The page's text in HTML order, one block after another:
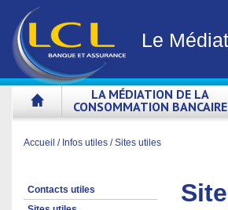
Le
LA MÉDIATION DE LA
CONSOMMATION BANCAIRE
Accueil / Infos utiles /Sites utiles
Contacts utiles